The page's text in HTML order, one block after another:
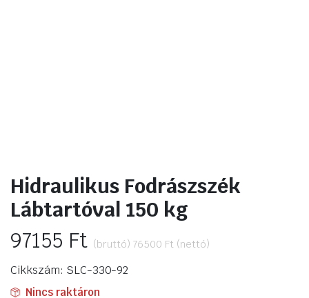
Hidraulikus Fodrászszék
Lábtartóval 150 kg
97155 Ft (bruttó) 76500 Ft (nettó)
Cikkszám: SLC-330-92
Nincs raktáron